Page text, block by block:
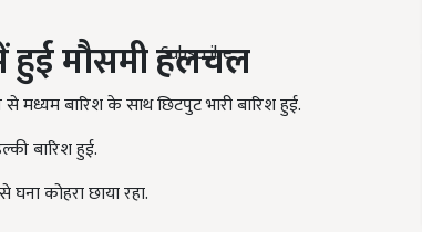
Subscribe
हुई मौसमी हलचल
मध्यम बारिश के साथ छिटपुट भारी बारिश हुई.
बारिश हुई.
कोहरा छाया रहा.